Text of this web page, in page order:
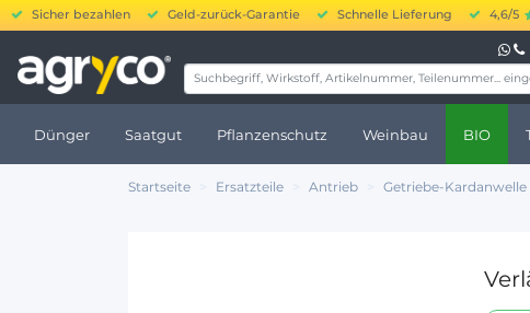
Sicher bezahlen Geld-zurück-Garantie Schnelle Lieferung 4,6/5
20.000
Dünger Saatgut Pflanzenschutz Weinbau BIO
Startseite Ersatzteile Antrieb Getriebe-Kardanwelle